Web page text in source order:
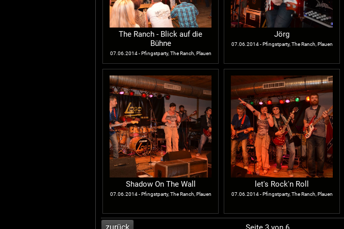
The Ranch - Blick auf die
Bühne
07.06.2014 - Pfingstparty, The Ranch, Plauen
Jörg
07.06.2014 - Pfingstparty, The Ranch, Plauen
Shadow On The Wall
07.06.2014 - Pfingstparty, The Ranch, Plauen
let's Rock'n Roll
07.06.2014 - Pfingstparty, The Ranch, Plauen